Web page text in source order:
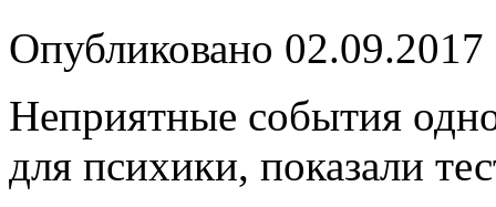
Опубликовано 02.09.2017
Неприятные события
для психики, показали